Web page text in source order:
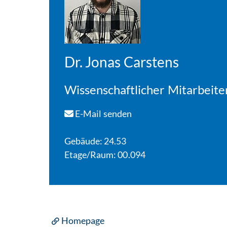
Dr. Jonas Carstens
Wissenschaftlicher
E-Mail senden
Gebäude: 24.53
Etage/Raum: 00.094
Homepage